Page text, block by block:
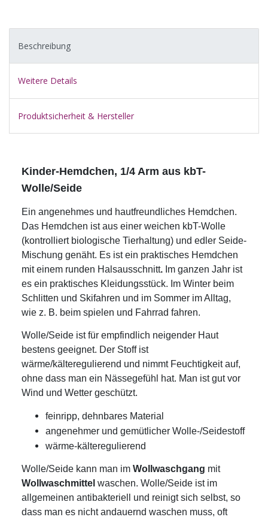
Beschreibung
Weitere Details
Produktsicherheit & Hersteller
Kinder-Hemdchen, 1/4 Arm aus kbT-
Wolle/Seide
Ein angenehmes und hautfreundliches Hemdchen.
Das Hemdchen ist aus einer weichen kbT-Wolle
(kontrolliert biologische Tierhaltung) und edler Seide-
Mischung genäht. Es ist ein praktisches Hemdchen
mit einem runden Halsausschnitt. Im ganzen Jahr ist
es ein praktisches Kleidungsstück. Im Winter beim
Schlitten und Skifahren und im Sommer im Alltag,
wie z. B. beim spielen und Fahrrad fahren.
Wolle/Seide ist für empfindlich neigender Haut
bestens geeignet. Der Stoff ist
wärme/kälteregulierend und nimmt Feuchtigkeit auf,
ohne dass man ein Nässegefühl hat. Man ist gut vor
Wind und Wetter geschützt.
feinripp, dehnbares Material
angenehmer und gemütlicher Wolle-/Seidestoff
wärme-kälteregulierend
Wolle/Seide kann man im Wollwaschgang mit
Wollwaschmittel waschen. Wolle/Seide ist im
allgemeinen antibakteriell und reinigt sich selbst, so
dass man es nicht andauernd waschen muss, oft